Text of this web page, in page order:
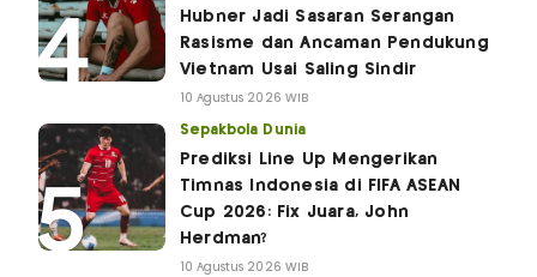
Hubner Jadi Sasaran Serangan
Rasisme dan Ancaman Pendukung
Vietnam Usai Saling Sindir
10 Agustus 2026 WIB
Sepakbola Dunia
Prediksi Line Up Mengerikan
Timnas Indonesia di FIFA ASEAN
Cup 2026: Fix Juara, John
Herdman?
10 Agustus 2026 WIB